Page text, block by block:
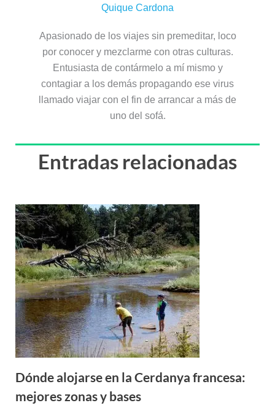
Quique Cardona
Apasionado de los viajes sin premeditar, loco
por conocer y mezclarme con otras culturas.
Entusiasta de contármelo a mí mismo y
contagiar a los demás propagando ese virus
llamado viajar con el fin de arrancar a más de
uno del sofá.
Entradas relacionadas
Dónde alojarse en la Cerdanya francesa:
mejores zonas y bases